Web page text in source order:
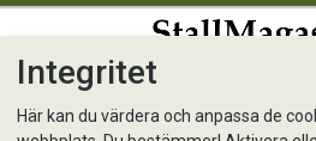
Integritet
Här kan du värdera och anpassa de